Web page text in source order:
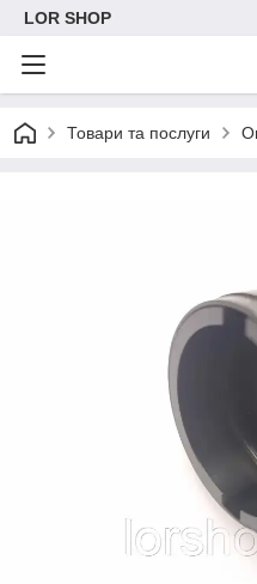
LOR SHOP
Товари та послуги